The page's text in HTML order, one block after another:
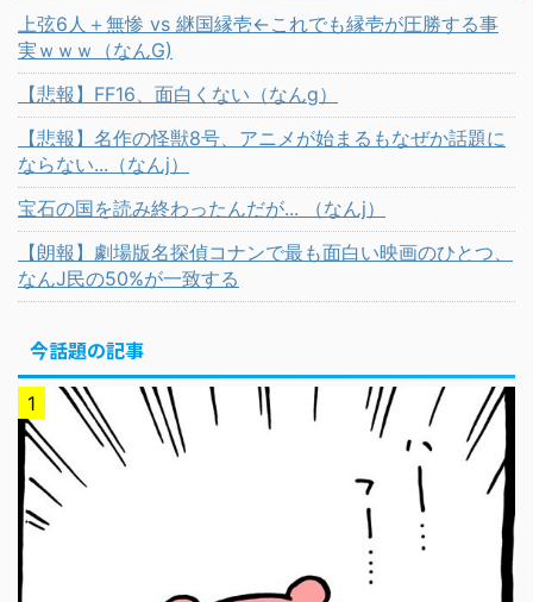
上弦6人＋無惨 vs 継国縁壱←これでも縁壱が圧勝する事
実ｗｗｗ（なんG)
【悲報】FF16、面白くない（なんg）
【悲報】名作の怪獣8号、アニメが始まるもなぜか話題に
ならない...（なんj）
宝石の国を読み終わったんだが... （なんj）
【朗報】劇場版名探偵コナンで最も面白い映画のひとつ、
なんJ民の50%が一致する
今話題の記事